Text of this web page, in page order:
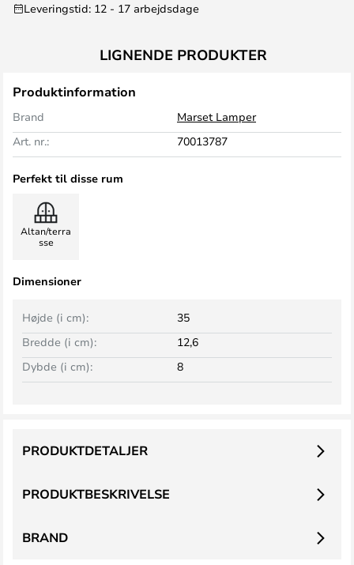
Leveringstid: 12 - 17 arbejdsdage
LIGNENDE PRODUKTER
Produktinformation
Brand
Marset Lamper
Art. nr.:
70013787
Perfekt til disse rum
Altan/terra
sse
Dimensioner
Bredde (i cm): 12,6
Højde (i cm): 35
Dybde (i cm): 8
PRODUKTBESKRIVELSE
PRODUKTDETALJER
BRAND